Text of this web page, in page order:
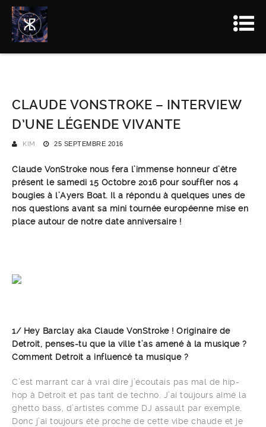
CLAUDE VONSTROKE – INTERVIEW
D’UNE LÉGENDE VIVANTE
KIM 25 SEPTEMBRE 2016
Claude VonStroke nous fera l’immense honneur d’être
présent le samedi 15 Octobre 2016 pour souffler nos 4
bougies à l’Ayers Boat. Il a répondu à quelques unes de
nos questions avant sa mini tournée européenne mise en
place autour de notre date anniversaire !
1/ Hey Barclay aka Claude VonStroke ! Originaire de
Detroit, penses-tu que la ville t’as amené à la musique ?
Comment Detroit a influencé ta musique ?
C’est marrant car à vrai dire j’écoutais pas mal de hip-
hop à Detroit et pas tant de techno. J’ai toujours aimé la
ghetto bass, d’artistes comme DJ assault par exemple.
Donc j’ai toujours été proche de cette vibe chaude et je